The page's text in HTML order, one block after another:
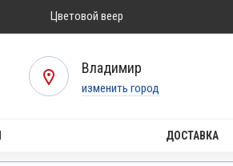
Цветовой веер
Владимир
изменить город
ДОСТАВКА